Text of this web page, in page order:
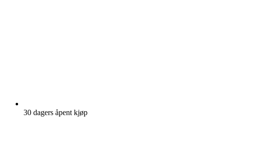
30 dagers åpent kjøp